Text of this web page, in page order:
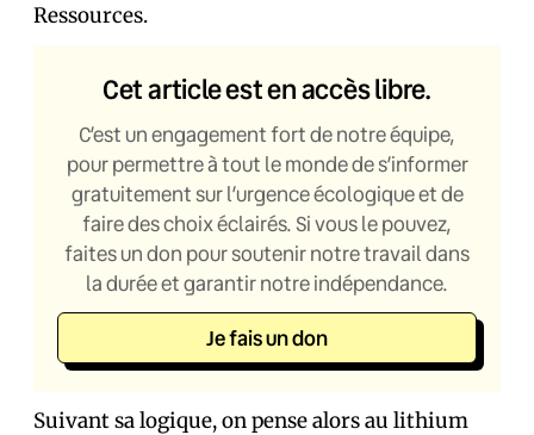
Ressources.
Cet article est en accès libre.
C’est un engagement fort de notre équipe,
pour permettre à tout le monde de s’informer
gratuitement sur l’urgence écologique et de
faire des choix éclairés. Si vous le pouvez,
faites un don pour soutenir notre travail dans
la durée et garantir notre indépendance.
Je fais un don
Suivant sa logique, on pense alors au lithium